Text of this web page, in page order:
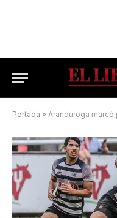
Portada » Aranduroga marcó